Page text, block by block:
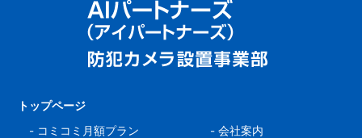
トップページ
- コミコミ月額プラン
-会社案内